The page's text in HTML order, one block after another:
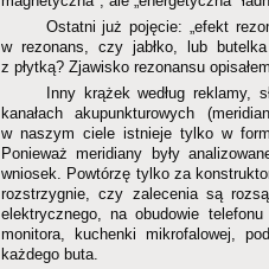
Ostatni już pojęcie: „efekt
w rezonans, czy jabłko, lub
z płytką? Zjawisko rezonansu
Inny krążek według reklamy,
kanałach akupunkturowych
w naszym ciele istnieje tylko w
Ponieważ meridiany były
wniosek. Powtórzę tylko za
rozstrzygnie, czy zalecenia są
elektrycznego, na obudowie
monitora, kuchenki mikrofalowej,
każdego buta.